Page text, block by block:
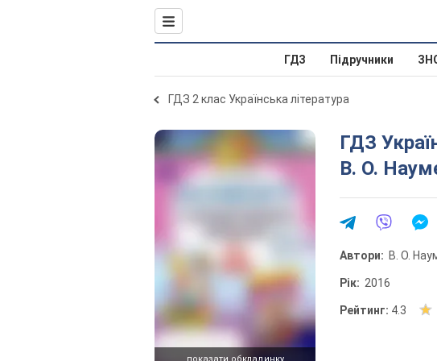
ГДЗ Підручники
ГДЗ 2 клас Українська література
ГДЗ
В. О.
Автори: В. О.
Рік: 2016
Рейтинг: 4.3
О